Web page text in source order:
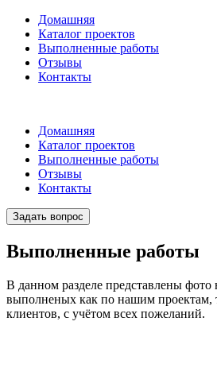
Домашняя
Каталог проектов
Выполненные работы
Отзывы
Контакты
Домашняя
Каталог проектов
Выполненные работы
Отзывы
Контакты
Задать вопрос
Выполненные работы
В данном разделе представлены фото
выполненых как по нашим проектам,
клиентов, с учётом всех пожеланий.